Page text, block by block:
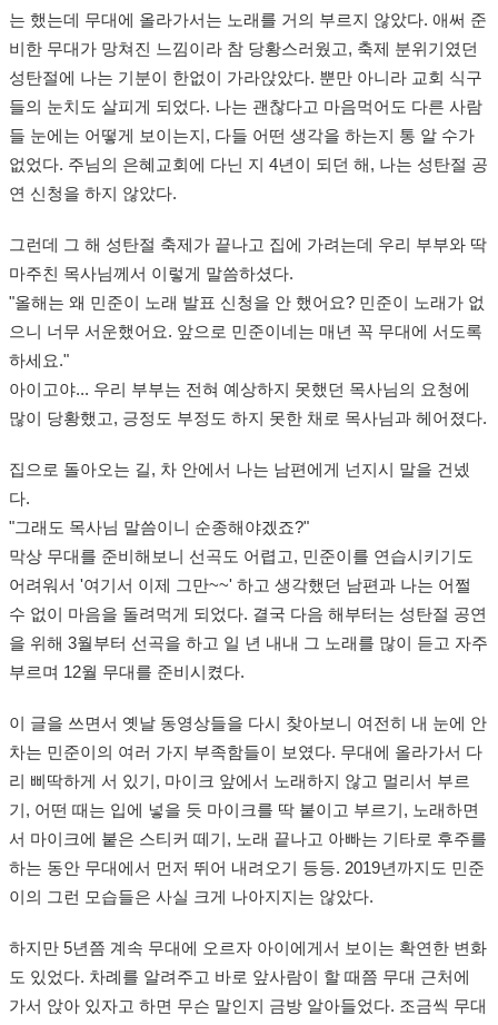
는 했는데 무대에 올라가서는 노래를 거의 부르지 않았다. 애써 준
비한 무대가 망쳐진 느낌이라 참 당황스러웠고, 축제 분위기였던
성탄절에 나는 기분이 한없이 가라앉았다. 뿐만 아니라 교회 식구
들의 눈치도 살피게 되었다. 나는 괜찮다고 마음먹어도 다른 사람
들 눈에는 어떻게 보이는지, 다들 어떤 생각을 하는지 통 알 수가
없었다. 주님의 은혜교회에 다닌 지 4년이 되던 해, 나는 성탄절 공
연 신청을 하지 않았다.
그런데 그 해 성탄절 축제가 끝나고 집에 가려는데 우리 부부와 딱
마주친 목사님께서 이렇게 말씀하셨다.
"올해는 왜 민준이 노래 발표 신청을 안 했어요? 민준이 노래가 없
으니 너무 서운했어요. 앞으로 민준이네는 매년 꼭 무대에 서도록
하세요."
아이고야... 우리 부부는 전혀 예상하지 못했던 목사님의 요청에
많이 당황했고, 긍정도 부정도 하지 못한 채로 목사님과 헤어졌다.
집으로 돌아오는 길, 차 안에서 나는 남편에게 넌지시 말을 건넸
다.
"그래도 목사님 말씀이니 순종해야겠죠?"
막상 무대를 준비해보니 선곡도 어렵고, 민준이를 연습시키기도
어려워서 '여기서 이제 그만~~' 하고 생각했던 남편과 나는 어쩔
수 없이 마음을 돌려먹게 되었다. 결국 다음 해부터는 성탄절 공연
을 위해 3월부터 선곡을 하고 일 년 내내 그 노래를 많이 듣고 자주
부르며 12월 무대를 준비시켰다.
이 글을 쓰면서 옛날 동영상들을 다시 찾아보니 여전히 내 눈에 안
차는 민준이의 여러 가지 부족함들이 보였다. 무대에 올라가서 다
리 삐딱하게 서 있기, 마이크 앞에서 노래하지 않고 멀리서 부르
기, 어떤 때는 입에 넣을 듯 마이크를 딱 붙이고 부르기, 노래하면
서 마이크에 붙은 스티커 떼기, 노래 끝나고 아빠는 기타로 후주를
하는 동안 무대에서 먼저 뛰어 내려오기 등등. 2019년까지도 민준
이의 그런 모습들은 사실 크게 나아지지는 않았다.
하지만 5년쯤 계속 무대에 오르자 아이에게서 보이는 확연한 변화
도 있었다. 차례를 알려주고 바로 앞사람이 할 때쯤 무대 근처에
가서 앉아 있자고 하면 무슨 말인지 금방 알아들었다. 조금씩 무대